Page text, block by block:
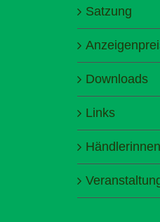
Satzung
Downloads
Links